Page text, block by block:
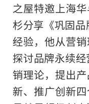
之屋特邀上海
杉分享《巩固
经验，他从营销
探讨品牌永续
销理论，提出
新、推广创新